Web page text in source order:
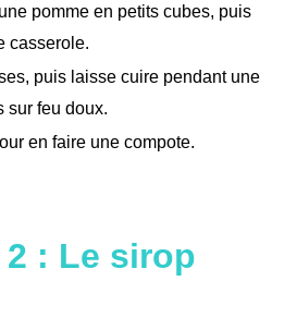
pomme en petits cubes, puis
casserole.
puis laisse cuire pendant une
sur feu doux.
en faire une compote.
2 : Le sirop